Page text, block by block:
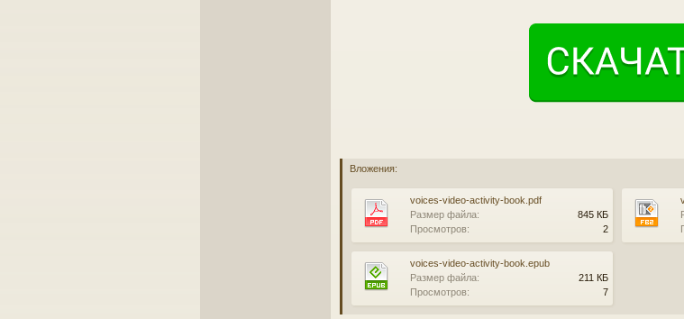
Вложения:
voices-video-activity-book.pdf
Размер файла:
845 КБ
Просмотров:
2
voices-video-activity-book.epub
Размер файла:
211 КБ
Просмотров:
7